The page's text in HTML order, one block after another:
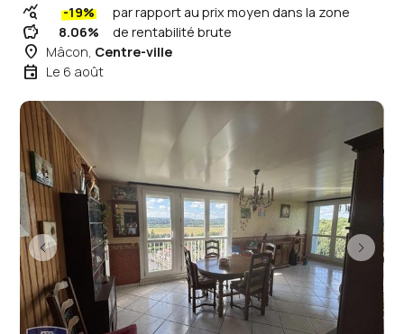
query_stats -19% par rapport au prix moyen dans la zone
savings 8.06% de rentabilité brute
place Mâcon, Centre-ville
event Le 6 août